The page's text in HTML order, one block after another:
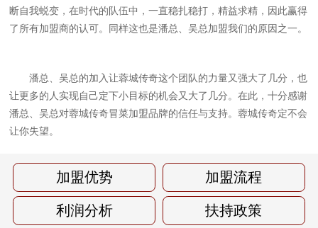
断自我蜕变，在时代的队伍中，一直稳扎稳打，精益求精，因此赢得
了所有加盟商的认可。同样这也是潘总、吴总加盟我们的原因之一。
潘总、吴总的加入让蓉城传奇这个团队的力量又强大了几分，也
让更多的人实现自己定下小目标的机会又大了几分。在此，十分感谢
潘总、吴总对蓉城传奇冒菜加盟品牌的信任与支持。蓉城传奇定不会
让你失望。
加盟优势 加盟流程
利润分析 扶持政策